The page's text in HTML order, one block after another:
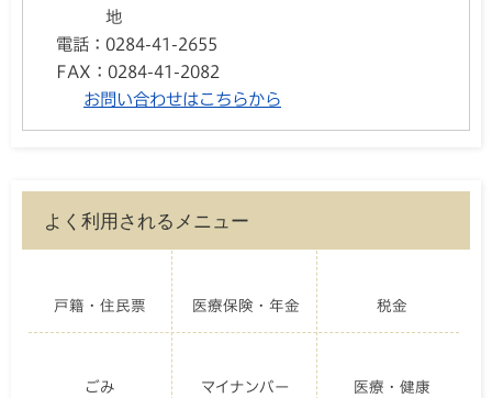
地
電話： 0284-41-2655
FAX： 0284-41-2082
お問い合わせはこちらから
よく利用されるメニュー
戸籍・住民票 医療保険・年金 税金
ごみ マイナンバー 医療・健康